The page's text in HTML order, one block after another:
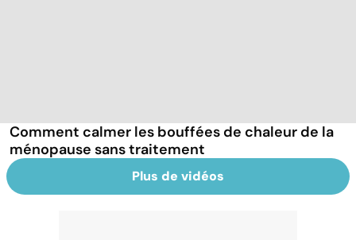
Comment calmer les bouffées de chaleur de la
ménopause sans traitement
Plus de vidéos